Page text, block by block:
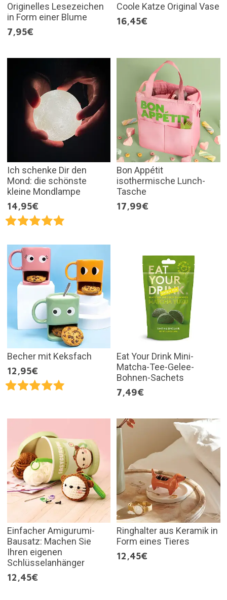
Originelles Lesezeichen
in Form einer Blume
7,95€
Coole Katze Original Vase
16,45€
Ich schenke Dir den
Mond: die schönste
kleine Mondlampe
14,95€
Bon Appétit
isothermische Lunch-
Tasche
17,99€
Becher mit Keksfach
12,95€
Eat Your Drink Mini-
Matcha-Tee-Gelee-
Bohnen-Sachets
7,49€
Einfacher Amigurumi-
Bausatz: Machen Sie
Ihren eigenen
Schlüsselanhänger
12,45€
Ringhalter aus Keramik in
Form eines Tieres
12,45€